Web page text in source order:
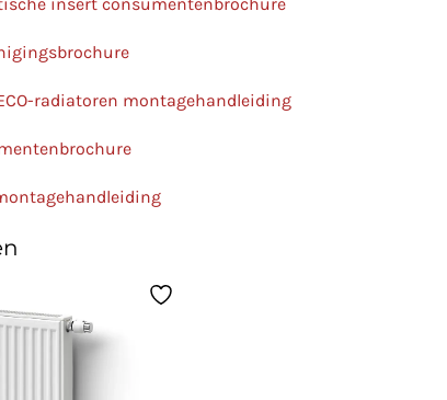
radiatoren montagehandleiding